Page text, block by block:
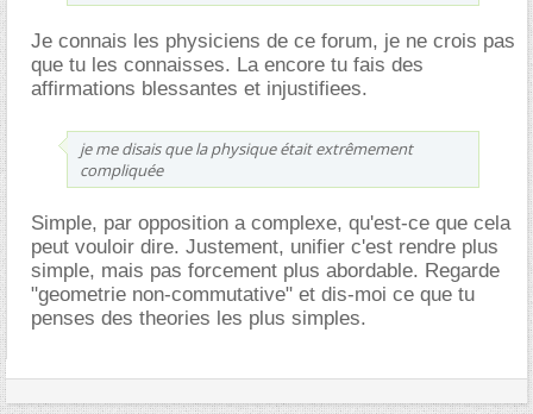
Je connais les physiciens de ce forum, je ne crois pas
que tu les connaisses. La encore tu fais des
affirmations blessantes et injustifiees.
je me disais que la physique était extrêmement
compliquée
Simple, par opposition a complexe, qu'est-ce que cela
peut vouloir dire. Justement, unifier c'est rendre plus
simple, mais pas forcement plus abordable. Regarde
"geometrie non-commutative" et dis-moi ce que tu
penses des theories les plus simples.